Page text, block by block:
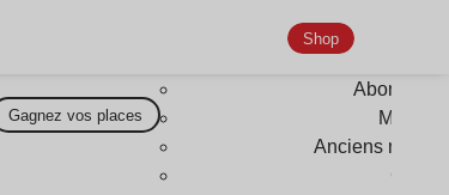
Gagnez vos places
Shop
Anciens